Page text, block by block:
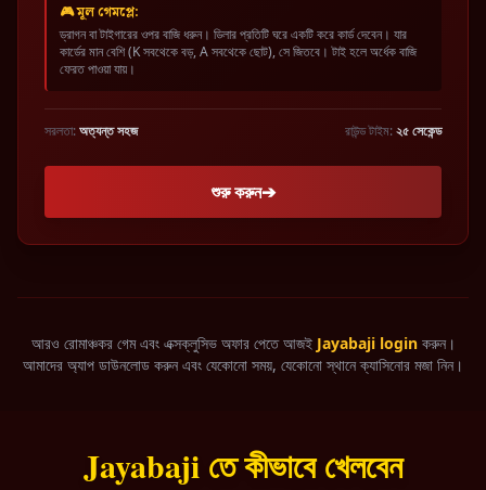
🎮 মূল গেমপ্লে:
ড্রাগন বা টাইগারের ওপর বাজি ধরুন। ডিলার প্রতিটি ঘরে একটি করে কার্ড দেবেন। যার
কার্ডের মান বেশি (K সবথেকে বড়, A সবথেকে ছোট), সে জিতবে। টাই হলে অর্ধেক বাজি
ফেরত পাওয়া যায়।
সরলতা:অত্যন্ত সহজ রাউন্ড টাইম:২৫ সেকেন্ড
শুরু করুন➔
আরও রোমাঞ্চকর গেম এবং এক্সক্লুসিভ অফার পেতে আজই Jayabaji loginকরুন।
আমাদের অ্যাপ ডাউনলোড করুন এবং যেকোনো সময়, যেকোনো স্থানে ক্যাসিনোর মজা নিন।
Jayabaji তে কীভাবে খেলবেন